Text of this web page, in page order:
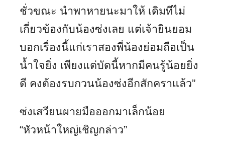
ชั่วขณะ นำพาหายนะมาให้ เดิมทีไม่
เกี่ยวข้องกับน้องซ่งเลย แต่เจ้ายินยอม
บอกเรื่องนี้แก่เราสองพี่น้องย่อมถือเป็น
น้ำใจยิ่ง เพียงแต่บัดนี้หากมีคนรู้น้อยยิ่ง
ดี คงต้องรบกวนน้องซ่งอีกสักคราแล้ว”
ซ่งเสวียนผายมือออกมาเล็กน้อย
“หัวหน้าใหญ่เชิญกล่าว”